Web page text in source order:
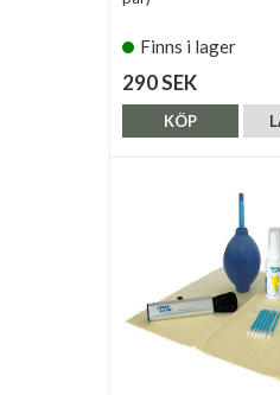
Finns i lager
290 SEK
KÖP